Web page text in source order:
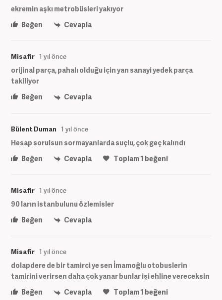
ekremin aşkı metrobüsleri yakıyor
Beğen
Cevapla
Misafir 1 yıl önce
orijinal parça, pahalı olduğu için yan sanayi yedek parça
takiliyor
Beğen
Cevapla
Bülent Duman 1 yıl önce
Hesap sorulsun sormayanlarda suçlu, çok geç kalındı
Beğen
Cevapla Toplam1 beğeni
Misafir 1 yıl önce
90 ların istanbulunu özlemisler
Beğen
Cevapla
Misafir 1 yıl önce
dolapdere de bir tamirci ye sen İmamoğlu otobuslerin
tamirini verirsen daha çok yanar bunlar işi ehline vereceksin
Beğen
Cevapla Toplam1 beğeni